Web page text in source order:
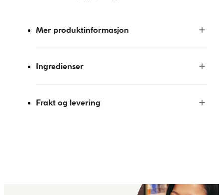
Mer produktinformasjon
Ingredienser
Frakt og levering